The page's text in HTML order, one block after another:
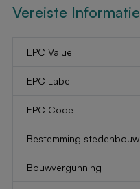
Vereiste Informatie
EPC Value
EPC Label
EPC Code
Bestemming stedenbouw
Bouwvergunning